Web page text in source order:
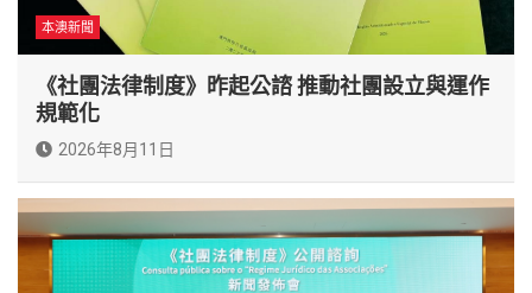
本澳新聞
《社團法律制度》昨起公諮 推動社團設立與運作
規範化
2026年8月11日